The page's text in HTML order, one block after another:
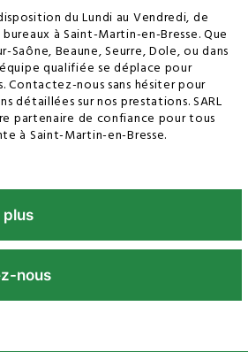
du Lundi au Vendredi, de
à Saint-Martin-en-Bresse. Que
Saône, Beaune, Seurre, Dole, ou dans
qualifiée se déplace pour
Contactez-nous sans hésiter pour
détaillées sur nos prestations. SARL
partenaire de confiance pour tous
à Saint-Martin-en-Bresse.
plus
nous